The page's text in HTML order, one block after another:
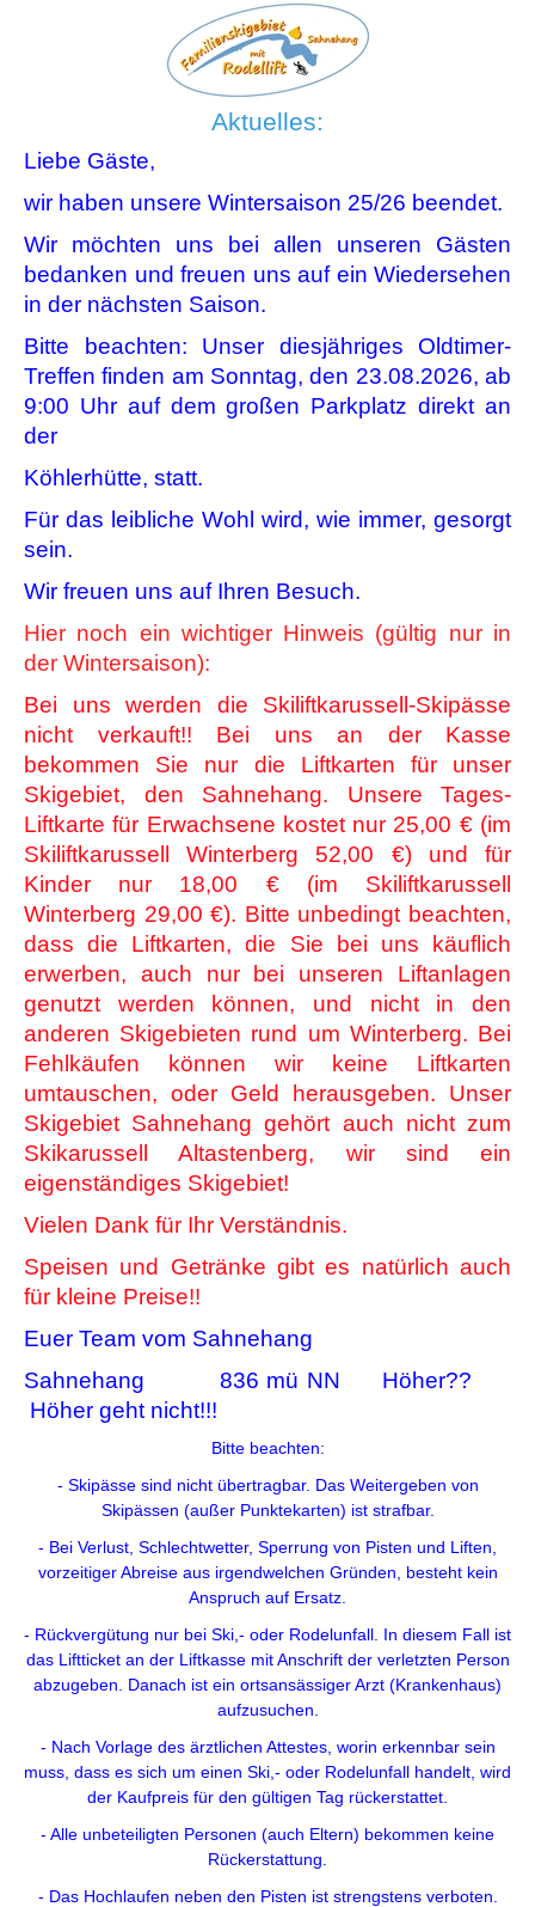
Aktuelles:
Liebe Gäste,
wir haben unsere Wintersaison 25/26 beendet.
Wir möchten uns bei allen unseren Gästen
bedanken und freuen uns auf ein Wiedersehen
in der nächsten Saison.
Bitte beachten: Unser diesjähriges Oldtimer-
Treffen finden am Sonntag, den 23.08.2026, ab
9:00 Uhr auf dem großen Parkplatz direkt an
der
Köhlerhütte, statt.
Für das leibliche Wohl wird, wie immer, gesorgt
sein.
Wir freuen uns auf Ihren Besuch.
Hier noch ein wichtiger Hinweis (gültig nur in
der Wintersaison):
Bei uns werden die Skiliftkarussell-Skipässe
nicht verkauft!! Bei uns an der Kasse
bekommen Sie nur die Liftkarten für unser
Skigebiet, den Sahnehang. Unsere Tages-
Liftkarte für Erwachsene kostet nur 25,00 € (im
Skiliftkarussell Winterberg 52,00 €) und für
Kinder nur 18,00 € (im Skiliftkarussell
Winterberg 29,00 €). Bitte unbedingt beachten,
dass die Liftkarten, die Sie bei uns käuflich
erwerben, auch nur bei unseren Liftanlagen
genutzt werden können, und nicht in den
anderen Skigebieten rund um Winterberg. Bei
Fehlkäufen können wir keine Liftkarten
umtauschen, oder Geld herausgeben. Unser
Skigebiet Sahnehang gehört auch nicht zum
Skikarussell Altastenberg, wir sind ein
eigenständiges Skigebiet!
Vielen Dank für Ihr Verständnis.
Speisen und Getränke gibt es natürlich auch
für kleine Preise!!
Euer Team vom Sahnehang
Sahnehang 836 mü NN Höher??
Höher geht nicht!!!
Bitte beachten:
- Skipässe sind nicht übertragbar. Das Weitergeben von
Skipässen (außer Punktekarten) ist strafbar.
- Bei Verlust, Schlechtwetter, Sperrung von Pisten und Liften,
vorzeitiger Abreise aus irgendwelchen Gründen, besteht kein
Anspruch auf Ersatz.
- Rückvergütung nur bei Ski,- oder Rodelunfall. In diesem Fall ist
das Liftticket an der Liftkasse mit Anschrift der verletzten Person
abzugeben. Danach ist ein ortsansässiger Arzt (Krankenhaus)
aufzusuchen.
- Nach Vorlage des ärztlichen Attestes, worin erkennbar sein
muss, dass es sich um einen Ski,- oder Rodelunfall handelt, wird
der Kaufpreis für den gültigen Tag rückerstattet.
- Alle unbeteiligten Personen (auch Eltern) bekommen keine
Rückerstattung.
- Das Hochlaufen neben den Pisten ist strengstens verboten.